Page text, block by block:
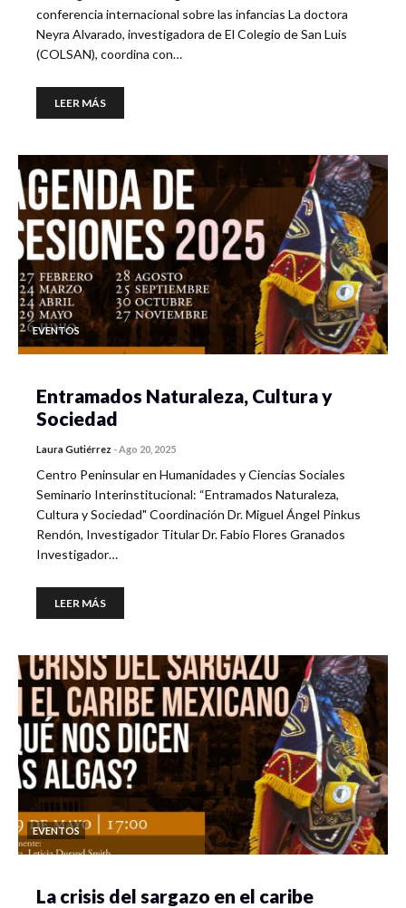
conferencia internacional sobre las infancias La doctora
Neyra Alvarado, investigadora de El Colegio de San Luis
(COLSAN), coordina con…
LEER MÁS
EVENTOS
Entramados Naturaleza, Cultura y
Sociedad
Laura Gutiérrez -Ago 20, 2025
Centro Peninsular en Humanidades y Ciencias Sociales
Seminario Interinstitucional: “Entramados Naturaleza,
Cultura y Sociedad" Coordinación Dr. Miguel Ángel Pinkus
Rendón, Investigador Titular Dr. Fabio Flores Granados
Investigador…
LEER MÁS
EVENTOS
La crisis del sargazo en el caribe